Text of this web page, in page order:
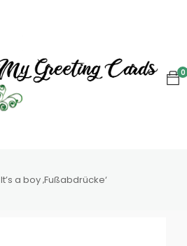
0
It’s a boy ‚Fußabdrücke‘